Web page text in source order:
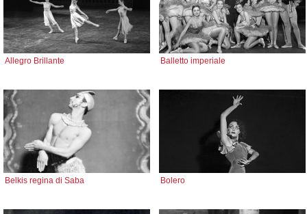
Allegro Brillante Balletto imperiale
Belkis regina di Saba Bolero